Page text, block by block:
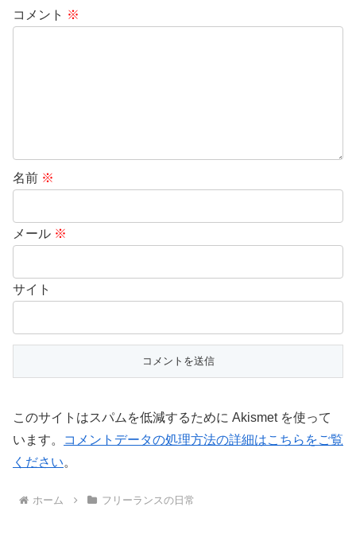
コメント ※
名前 ※
メール ※
サイト
このサイトはスパムを低減するために Akismet を使って
います。
コメントデータの処理方法の詳細はこちらをご覧
ください。
ホーム フリーランスの日常